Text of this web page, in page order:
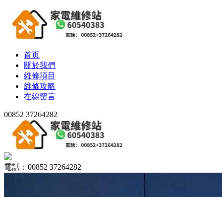
首页
關於我們
維修項目
維修攻略
在線留言
00852 37264282
電話：00852 37264282